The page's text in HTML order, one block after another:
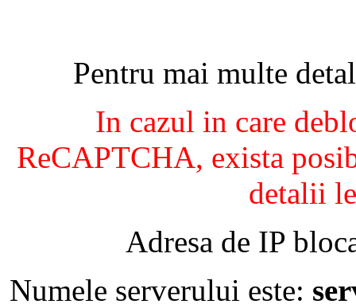
Pentru mai multe
In cazul in care
ReCAPTCHA, exista
detalii
Adresa de IP
Numele serverului este: